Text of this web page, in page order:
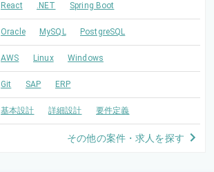
React .NET Spring Boot
Oracle MySQL PostgreSQL
AWS Linux Windows
Git SAP ERP
基本設計 詳細設計 要件定義
その他の案件・求人を探す